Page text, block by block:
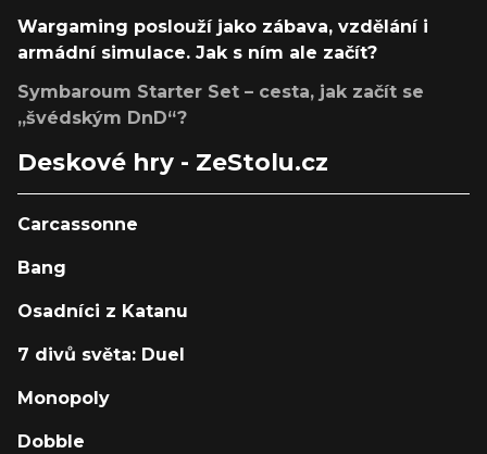
Wargaming poslouží jako zábava, vzdělání i
armádní simulace. Jak s ním ale začít?
Symbaroum Starter Set – cesta, jak začít se
„švédským DnD“?
Deskové hry - ZeStolu.cz
Carcassonne
Bang
Osadníci z Katanu
7 divů světa: Duel
Monopoly
Dobble